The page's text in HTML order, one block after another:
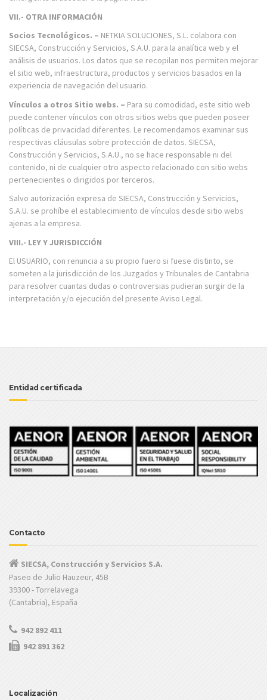
VII.- OTRA INFORMACIÓN
Socios Tecnológicos. – NETKIA SOLUCIONES, S.L. colabora con
SIECSA, Construcción y Servicios, S.A.U. para la analítica web y el
análisis de usuarios. Los datos que se recopilan nos permiten mejorar
el sitio web, infraestructura, productos y servicios basados en la
experiencia de navegación del usuario.
Vínculos a otros Sitio webs. – Para su comodidad, este sitio web
puede contener vínculos con otros sitios webs que pueden poseer
políticas de privacidad diferentes. Le recomendamos examinar sus
respectivas cláusulas sobre protección de datos. SIECSA,
Construcción y Servicios, S.A.U., no se hace responsable ni del
contenido, ni de cualquier otro aspecto relacionado con sitio webs
pertenecientes o dirigidos por terceros.
Salvo autorización expresa de SIECSA, Construcción y Servicios,
S.A.U. se prohíbe el establecimiento de vínculos desde sitio webs
ajenas a la empresa.
VIII.- LEY Y JURISDICCIÓN
El USUARIO, con renuncia a su propio fuero si fuese distinto, se
someten a la jurisdicción de los Juzgados y Tribunales de Cantabria
para resolver cuantas dudas o controversias pudieran surgir de la
interpretación y/o ejecución del presente Aviso Legal.
Entidad certificada
Contacto
SIECSA, Construcción y Servicios S.A.
Paseo de Julio Hauzeur, 45B
39300 - Torrelavega
(Cantabria), España
942 892 411
942 891 362
Localización